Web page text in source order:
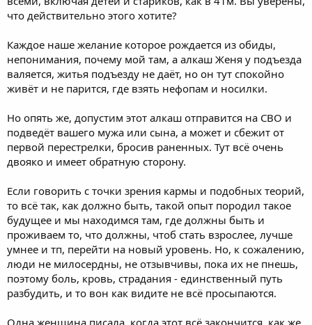
что действительно этого хотите?
Каждое наше желание которое рождается из обиды,
непонимания, почему мой там, а алкаш Женя у подъезда
валяется, житья подъезду не даёт, но он тут спокойно
живёт и не парится, где взять нефопам и носилки.
Но опять же, допустим этот алкаш отправится на СВО и
подведёт вашего мужа или сына, а может и сбежит от
первой перестрелки, бросив раненных. Тут всё очень
двояко и имеет обратную сторону.
Если говорить с точки зрения кармы и подобных теорий,
то всё так, как должно быть, такой опыт породил такое
будущее и мы находимся там, где должны быть и
проживаем то, что должны, чтоб стать взрослее, лучше
умнее и тп, перейти на новый уровень. Но, к сожалению,
люди не милосердны, не отзывчивы, пока их не пнешь,
поэтому боль, кровь, страдания - единственный путь
разбудить, и то вон как видите не всё просыпаются.
Одна женщина писала, когда этот всё закончится, как же